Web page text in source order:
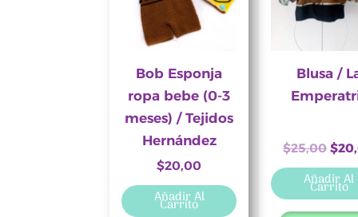
Bob Esponja
ropa bebe (0-3
meses) / Tejidos
Hernández
$20,00
Añadir Al
Carrito
Blusa /
$25,00 $
Añadir Al
Carrito